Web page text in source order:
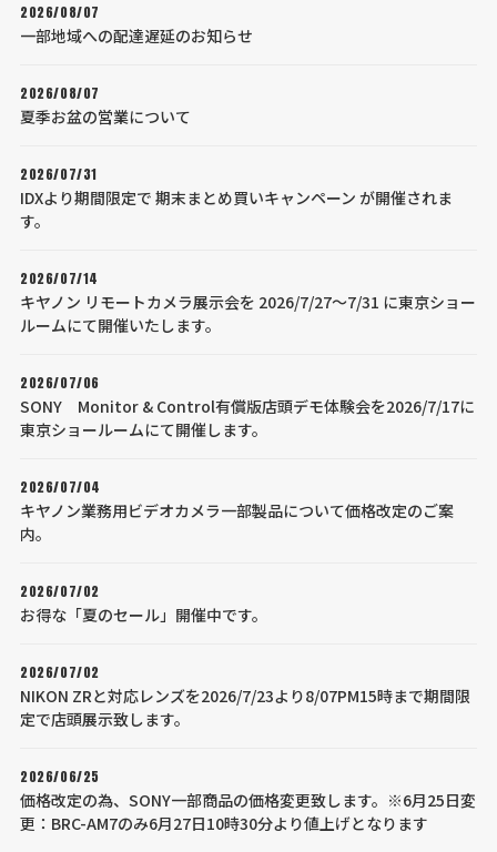
2026/08/07
一部地域への配達遅延のお知らせ
2026/08/07
夏季お盆の営業について
2026/07/31
IDXより期間限定で 期末まとめ買いキャンペーン が開催されま
す。
2026/07/14
キヤノン リモートカメラ展示会を 2026/7/27～7/31 に東京ショー
ルームにて開催いたします。
2026/07/06
SONY Monitor & Control有償版店頭デモ体験会を2026/7/17に
東京ショールームにて開催します。
2026/07/04
キヤノン業務用ビデオカメラ一部製品について価格改定のご案
内。
2026/07/02
お得な「夏のセール」開催中です。
2026/07/02
NIKON ZRと対応レンズを2026/7/23より8/07PM15時まで期間限
定で店頭展示致します。
2026/06/25
価格改定の為、SONY一部商品の価格変更致します。※6月25日変
更：BRC-AM7のみ6月27日10時30分より値上げとなります